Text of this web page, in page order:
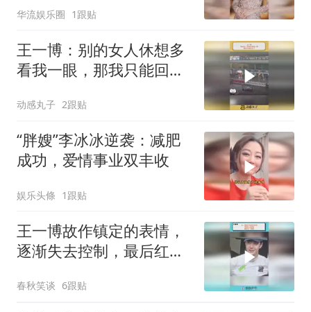
华流娱乐圈 1跟贴
王一博：别的女人休想多
看我一眼，那我只能回去
动感丸子 2跟贴
“胖嫂”李冰冰逆袭：减肥
成功，爱情事业双丰收
娱乐头條 1跟贴
王一博故作镇定的表情，
逐渐失去控制，最后红了
春秋笑谈 6跟贴